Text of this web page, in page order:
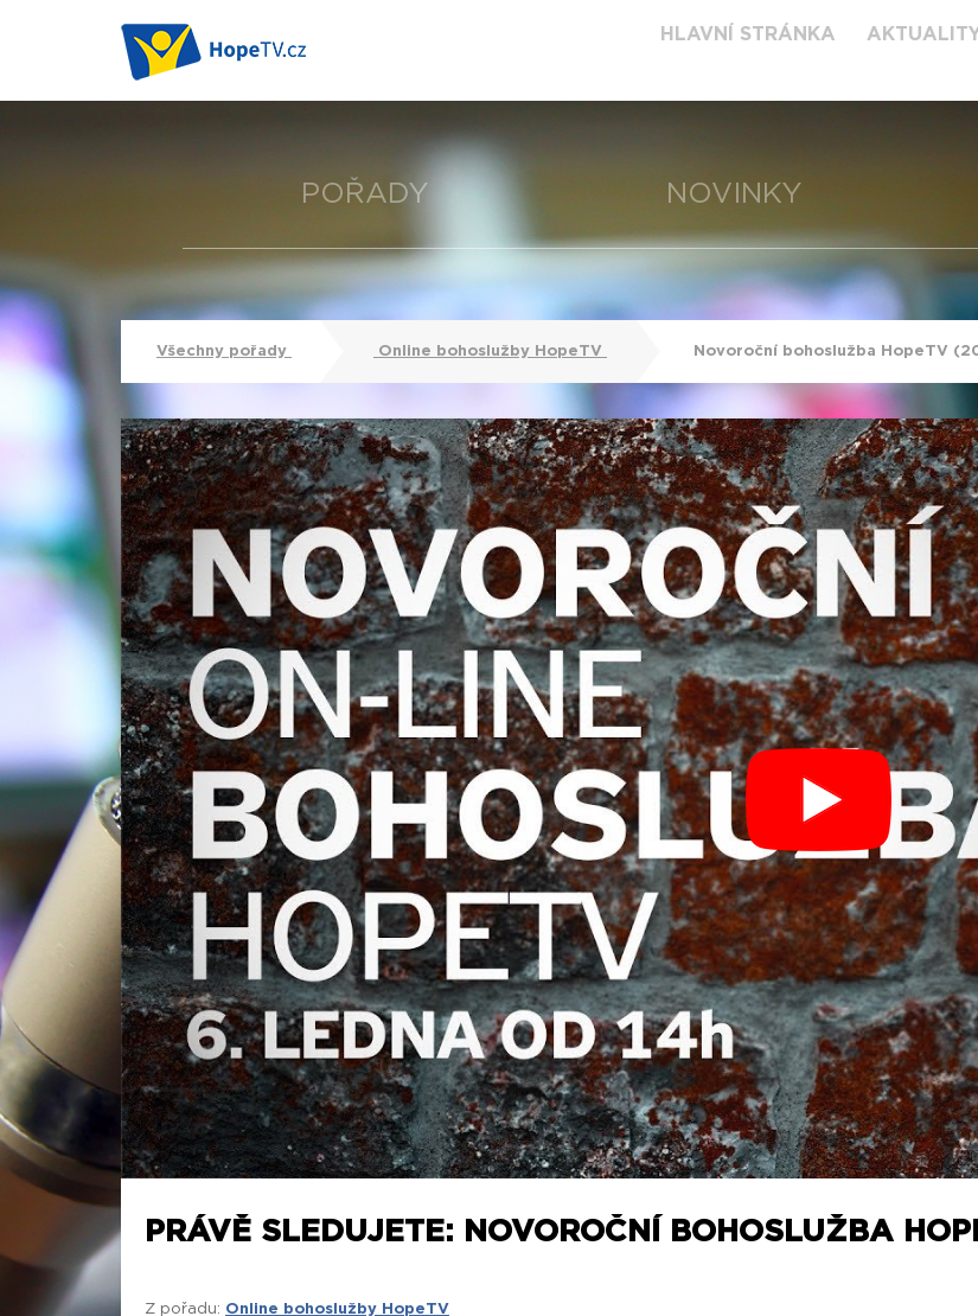
HLAVNÍ STRÁNKA
POŘADY NOVINKY
Všechny pořady Online bohoslužby HopeTV Novoroční bohoslužba HopeTV
PRÁVĚ SLEDUJETE: NOVOROČNÍ BOHOSLUŽBA
Z pořadu: Online bohoslužby HopeTV